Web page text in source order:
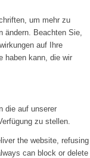
um mehr zu
ändern. Beachten Sie,
auf Ihre
haben kann, die wir
die auf unserer
zu stellen.
the website, refusing
can block or delete